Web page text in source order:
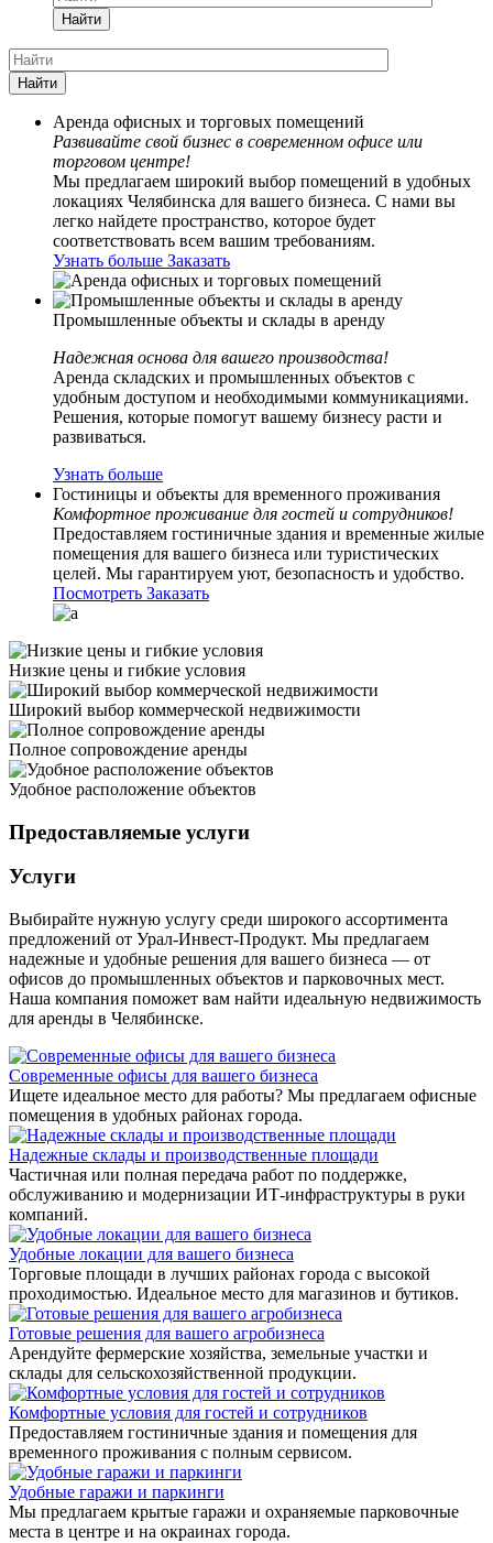
Найти
Найти
Аренда офисных и торговых помещений
Развивайте свой бизнес в современном офисе или
торговом центре!
Мы предлагаем широкий выбор помещений в удобных
локациях Челябинска для вашего бизнеса. С нами вы
легко найдете пространство, которое будет
соответствовать всем вашим требованиям.
Узнать больше Заказать
Промышленные объекты и склады в аренду
Надежная основа для вашего производства!
Аренда складских и промышленных объектов с
удобным доступом и необходимыми коммуникациями.
Решения, которые помогут вашему бизнесу расти и
развиваться.
Узнать больше
Гостиницы и объекты для временного проживания
Комфортное проживание для гостей и сотрудников!
Предоставляем гостиничные здания и временные жилые
помещения для вашего бизнеса или туристических
целей. Мы гарантируем уют, безопасность и удобство.
Посмотреть Заказать
Низкие цены и гибкие условия
Широкий выбор коммерческой недвижимости
Полное сопровождение аренды
Удобное расположение объектов
Предоставляемые услуги
Услуги
Выбирайте нужную услугу среди широкого ассортимента
предложений от Урал-Инвест-Продукт. Мы предлагаем
надежные и удобные решения для вашего бизнеса — от
офисов до промышленных объектов и парковочных мест.
Наша компания поможет вам найти идеальную недвижимость
для аренды в Челябинске.
Современные офисы для вашего бизнеса
Ищете идеальное место для работы? Мы предлагаем офисные
помещения в удобных районах города.
Надежные склады и производственные площади
Частичная или полная передача работ по поддержке,
обслуживанию и модернизации ИТ-инфраструктуры в руки
компаний.
Удобные локации для вашего бизнеса
Торговые площади в лучших районах города с высокой
проходимостью. Идеальное место для магазинов и бутиков.
Готовые решения для вашего агробизнеса
Арендуйте фермерские хозяйства, земельные участки и
склады для сельскохозяйственной продукции.
Комфортные условия для гостей и сотрудников
Предоставляем гостиничные здания и помещения для
временного проживания с полным сервисом.
Удобные гаражи и паркинги
Мы предлагаем крытые гаражи и охраняемые парковочные
места в центре и на окраинах города.